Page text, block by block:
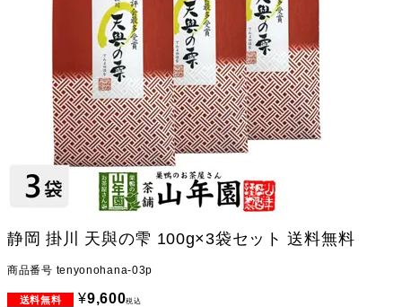
静岡 掛川 天與の雫 100g×3袋セット 送料無料
商品番号 tenyonohana-03p
¥9,600税込